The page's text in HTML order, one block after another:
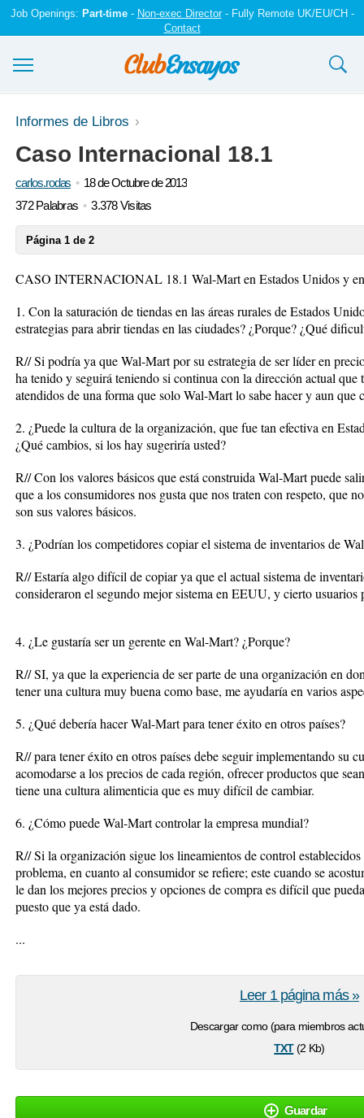
Job Openings: Part-time- Non-exec Director- Fully Remote UK/EU/CH -
Contact
Ensayos y trabajos
Registrarse
Iniciar sesión
Informes de Libros
Caso Internacional 18.1
carlos.rodas
18 de Octubre de 2013
372 Palabras
3.378 Visitas
Página 1 de 2
CASO INTERNACIONAL 18.1 Wal-Mart en Estados Unidos y
1. Con la saturación de tiendas en las áreas rurales de Estados
estrategias para abrir tiendas en las ciudades? ¿Porque? ¿Qué
R// Si podría ya que Wal-Mart por su estrategia de ser líder en
ha tenido y seguirá teniendo si continua con la dirección actual que
atendidos de una forma que solo Wal-Mart lo sabe hacer y aun que
2. ¿Puede la cultura de la organización, que fue tan efectiva en
¿Qué cambios, si los hay sugeriría usted?
R// Con los valores básicos que está construida Wal-Mart puede
que a los consumidores nos gusta que nos traten con respeto, que
son sus valores básicos.
3. ¿Podrían los competidores copiar el sistema de inventarios de
R// Estaría algo difícil de copiar ya que el actual sistema de
consideraron el segundo mejor sistema en EEUU, y cierto usuarios
4. ¿Le gustaría ser un gerente en Wal-Mart? ¿Porque?
R// SI, ya que la experiencia de ser parte de una organización en
tener una cultura muy buena como base, me ayudaría en varios
5. ¿Qué debería hacer Wal-Mart para tener éxito en otros países?
R// para tener éxito en otros países debe seguir implementando su
acomodarse a los precios de cada región, ofrecer productos que
tiene una cultura alimenticia que es muy difícil de cambiar.
6. ¿Cómo puede Wal-Mart controlar la empresa mundial?
R// Si la organización sigue los lineamientos de control
problema, en cuanto al consumidor se refiere; este cuando se
le dan los mejores precios y opciones de compra es difícil que
puesto que ya está dado.
...
Descargar como (para miembros
txt(2 Kb)
Leer 1 página más »
Guardar